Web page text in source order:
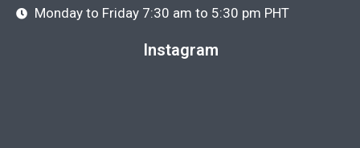
Monday to Friday 7:30 am to 5:30 pm PHT
Instagram